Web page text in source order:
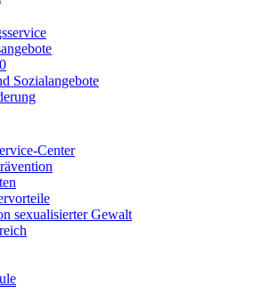
Sozialangebote
Center
sexua­li­sier­ter Gewalt